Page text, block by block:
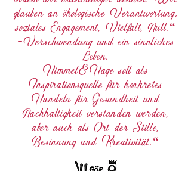
glauben an ökologische Verantwortung,
soziales Engagement, Vielfalt, Null.“
-Verschwendung und ein sinnliches
Leben.
Himmel&Hage soll als
Inspirationsquelle für konkretes
Handeln für Gesundheit und
Nachhaltigkeit verstanden werden,
aber auch als Ort der Stille,
Besinnung und Kreativität.“